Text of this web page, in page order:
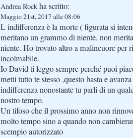
Andrea Rock ha scritto:
Maggio 21st, 2017 alle 08:06
L indifferenza è la morte ( figurata si
meritano un grammo di niente, non
niente. Ho trovato altro a malincuore per
incolmabile.
Io David ti leggo sempre perché puoi
metti tutto te stesso ,questo basta e
indifferenza nonostante tu parli di un
nostro tempo.
Un tifoso che il prossimo anno non
molto tempo sino a quando non
scempio autorizzato